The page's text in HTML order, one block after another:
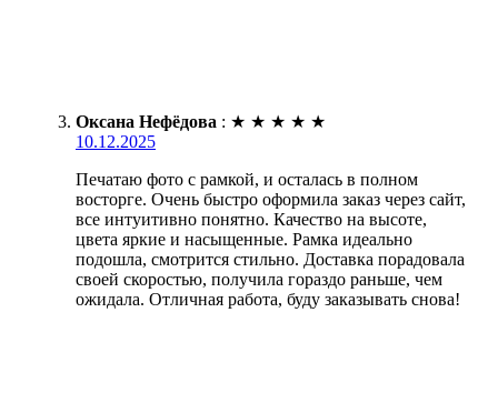
Оксана Нефёдова : ★ ★ ★ ★ ★
10.12.2025
Печатаю фото с рамкой, и осталась в полном
восторге. Очень быстро оформила заказ через сайт,
все интуитивно понятно. Качество на высоте,
цвета яркие и насыщенные. Рамка идеально
подошла, смотрится стильно. Доставка порадовала
своей скоростью, получила гораздо раньше, чем
ожидала. Отличная работа, буду заказывать снова!